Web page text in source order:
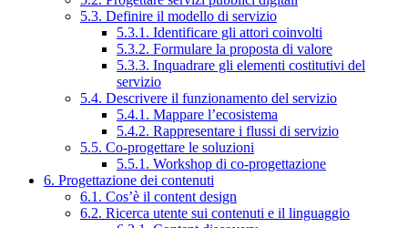
5.3. Definire il modello di servizio
5.3.1. Identificare gli attori coinvolti
5.3.2. Formulare la proposta di valore
5.3.3. Inquadrare gli elementi costitutivi del
servizio
5.4. Descrivere il funzionamento del servizio
5.4.1. Mappare l’ecosistema
5.4.2. Rappresentare i flussi di servizio
5.5. Co-progettare le soluzioni
5.5.1. Workshop di co-progettazione
6. Progettazione dei contenuti
6.1. Cos’è il content design
6.2. Ricerca utente sui contenuti e il linguaggio